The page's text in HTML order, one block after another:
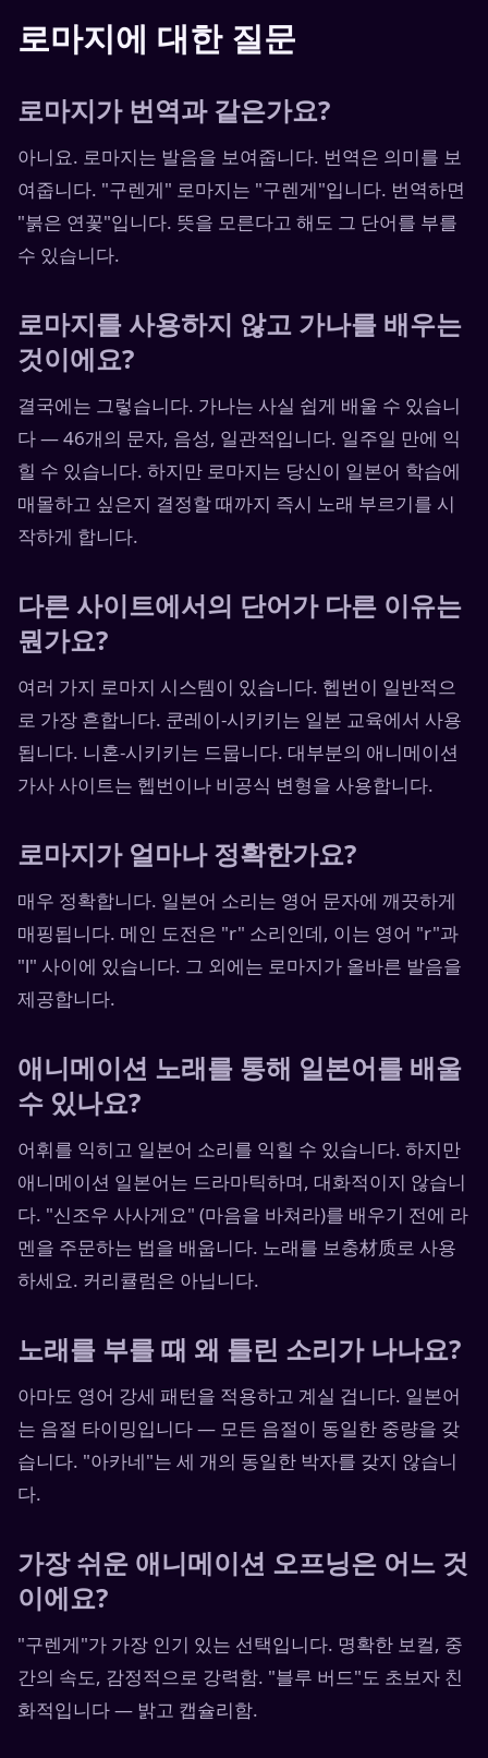
로마지에 대한 질문
로마지가 번역과 같은가요?
아니요. 로마지는 발음을 보여줍니다. 번역은 의미를 보
여줍니다. "구렌게" 로마지는 "구렌게"입니다. 번역하면
"붉은 연꽃"입니다. 뜻을 모른다고 해도 그 단어를 부를
수 있습니다.
로마지를 사용하지 않고 가나를 배우는
것이에요?
결국에는 그렇습니다. 가나는 사실 쉽게 배울 수 있습니
다 — 46개의 문자, 음성, 일관적입니다. 일주일 만에 익
힐 수 있습니다. 하지만 로마지는 당신이 일본어 학습에
매몰하고 싶은지 결정할 때까지 즉시 노래 부르기를 시
작하게 합니다.
다른 사이트에서의 단어가 다른 이유는
뭔가요?
여러 가지 로마지 시스템이 있습니다. 헵번이 일반적으
로 가장 흔합니다. 쿤레이-시키키는 일본 교육에서 사용
됩니다. 니혼-시키키는 드뭅니다. 대부분의 애니메이션
가사 사이트는 헵번이나 비공식 변형을 사용합니다.
로마지가 얼마나 정확한가요?
매우 정확합니다. 일본어 소리는 영어 문자에 깨끗하게
매핑됩니다. 메인 도전은 "r" 소리인데, 이는 영어 "r"과
"l" 사이에 있습니다. 그 외에는 로마지가 올바른 발음을
제공합니다.
애니메이션 노래를 통해 일본어를 배울
수 있나요?
어휘를 익히고 일본어 소리를 익힐 수 있습니다. 하지만
애니메이션 일본어는 드라마틱하며, 대화적이지 않습니
다. "신조우 사사게요" (마음을 바쳐라)를 배우기 전에 라
멘을 주문하는 법을 배웁니다. 노래를 보충材质로 사용
하세요. 커리큘럼은 아닙니다.
노래를 부를 때 왜 틀린 소리가 나나요?
아마도 영어 강세 패턴을 적용하고 계실 겁니다. 일본어
는 음절 타이밍입니다 — 모든 음절이 동일한 중량을 갖
습니다. "아카네"는 세 개의 동일한 박자를 갖지 않습니
다.
가장 쉬운 애니메이션 오프닝은 어느 것
이에요?
"구렌게"가 가장 인기 있는 선택입니다. 명확한 보컬, 중
간의 속도, 감정적으로 강력함. "블루 버드"도 초보자 친
화적입니다 — 밝고 캡슐리함.